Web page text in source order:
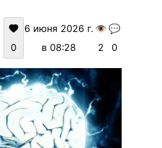
0
6 июня 2026 г.
в 08:28
👁️
2
💬
0